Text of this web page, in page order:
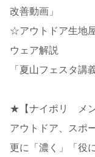
改善動画」
☆アウトドア生地
ウェア解説
「夏山フェスタ講
★【ナイポリ メン
アウトドア、スポ
更に「濃く」「役